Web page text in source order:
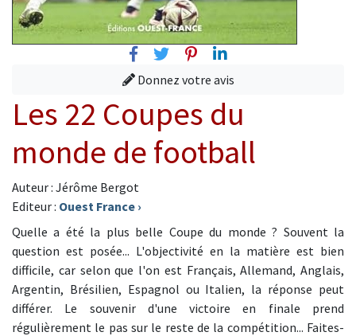
FacebookTwitterPinterest
Linkedin
Donnez votre avis
Les 22 Coupes du
monde de football
Auteur : Jérôme Bergot
Editeur : Ouest France ›
Quelle a été la plus belle Coupe du monde ? Souvent la
question est posée... L'objectivité en la matière est bien
difficile, car selon que l'on est Français, Allemand, Anglais,
Argentin, Brésilien, Espagnol ou Italien, la réponse peut
différer. Le souvenir d'une victoire en finale prend
régulièrement le pas sur le reste de la compétition... Faites-